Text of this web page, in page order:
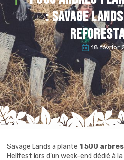
: Savage
18 février
Savage Lands a planté 1 500
Hellfest lors d’un week-end dédié à la